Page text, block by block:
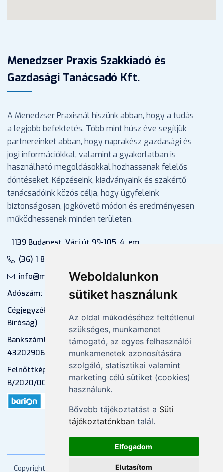
Weboldalunkon
sütiket használunk
Az oldal működéséhez feltétlenül
szükséges, munkamenet
támogató, az egyes felhasználói
munkamenetek azonosítására
szolgáló, statisztikai valamint
marketing célú sütiket (cookies)
használunk.
Bővebb tájékoztatást a Süti
tájékoztatónkbantalál.
Elfogadom
Elutasítom
Menedzser Praxis Szakkiadó és
Gazdasági Tanácsadó Kft.
A Menedzser Praxisnál hiszünk abban, hogy a tudás
a legjobb befektetés. Több mint húsz éve segítjük
partnereinket abban, hogy naprakész gazdasági és
jogi információkkal, valamint a gyakorlatban is
használható megoldásokkal hozhassanak felelős
döntéseket. Képzéseink, kiadványaink és szakértő
tanácsadóink közös célja, hogy ügyfeleink
biztonságosan, jogkövető módon és eredményesen
működhessenek minden területen.
1139 Budapest, Váci út 99-105. 4. em.
(36) 1 880 76 00
info@mprx.hu
Adószám: 13598145-2-41
Cégjegyzékszám: 01-09-883770 (Fővárosi
Bíróság)
Bankszámlaszám: CIB Bank, 10700581-
43202906-51100005
Felnőttképzési nyilvántartási szám:
B/2020/000053
Copyright 2026 Mprx. Minden jog fenntartva